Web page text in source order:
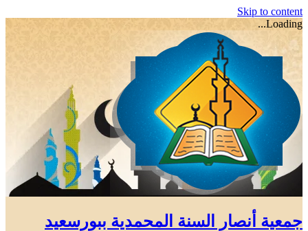
Skip to content
Loading...
جمعية أنصار السنة المحمدية ببورسعيد